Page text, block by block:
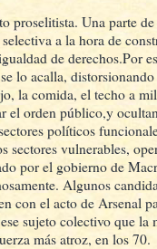
proselitista. Una parte
a la hora de
de derechos.Por
lo acalla,
la comida, el techo a
el orden público,y
políticos
sectores vulnerables,
por el gobierno de
Algunos
con el acto de Arsenal
sujeto colectivo que la
más atroz, en los 70.